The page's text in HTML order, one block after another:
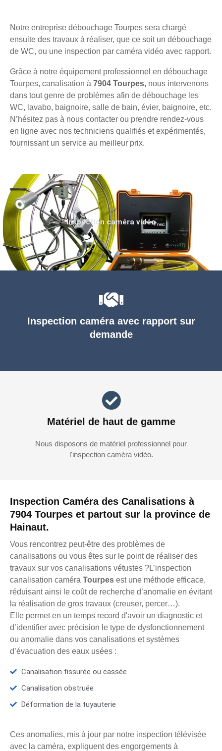
Notre entreprise débouchage Tourpes sera chargé
ensuite des travaux à réaliser, que ce soit un débouchage
de WC, ou une inspection par caméra vidéo avec rapport.
Grâce à notre équipement professionnel en débouchage
Tourpes, canalisation à 7904 Tourpes, nous intervenons
dans tout genre de problèmes afin de débouchage les
WC, lavabo, baignoire, salle de bain, évier, baignoire, etc.
N’hésitez pas à nous contacter ou prendre rendez-vous
en ligne avec nos techniciens qualifiés et expérimentés,
fournissant un service au meilleur prix.
Inspection Caméra des Canalisations à
7904 Tourpes et partout sur la province de
Hainaut.
Vous rencontrez peut-être des problèmes de
canalisations ou vous êtes sur le point de réaliser des
travaux sur vos canalisations vétustes ?L’inspection
canalisation caméra Tourpes est une méthode efficace,
réduisant ainsi le coût de recherche d’anomalie en évitant
la réalisation de gros travaux (creuser, percer…).
Elle permet en un temps record d'avoir un diagnostic et
d’identifier avec précision le type de dysfonctionnement
ou anomalie dans vos canalisations et systèmes
d’évacuation des eaux usées :
Canalisation fissurée ou cassée
Canalisation obstruée
Déformation de la tuyauterie
Ces anomalies, mis à jour par notre inspection télévisée
avec la caméra, expliquent des engorgements à
Inspection caméra avec rapport sur
demande
Matériel de haut de gamme
Nous disposons de matériel professionnel pour
l'inspection caméra vidéo.
Inspection caméra vidéo